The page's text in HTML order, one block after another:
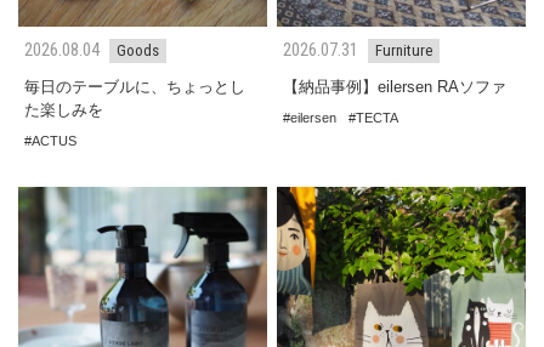
2026.08.04
Goods
毎日のテーブルに、ちょっとし
た楽しみを
ACTUS
2026.07.31
Furniture
【納品事例】eilersen RAソファ
eilersen TECTA